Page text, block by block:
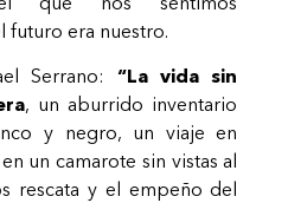
futuro era nuestro.
Serrano: “La vida sin
, un aburrido inventario
y negro, un viaje en
un camarote sin vistas al
rescata y el empeño del